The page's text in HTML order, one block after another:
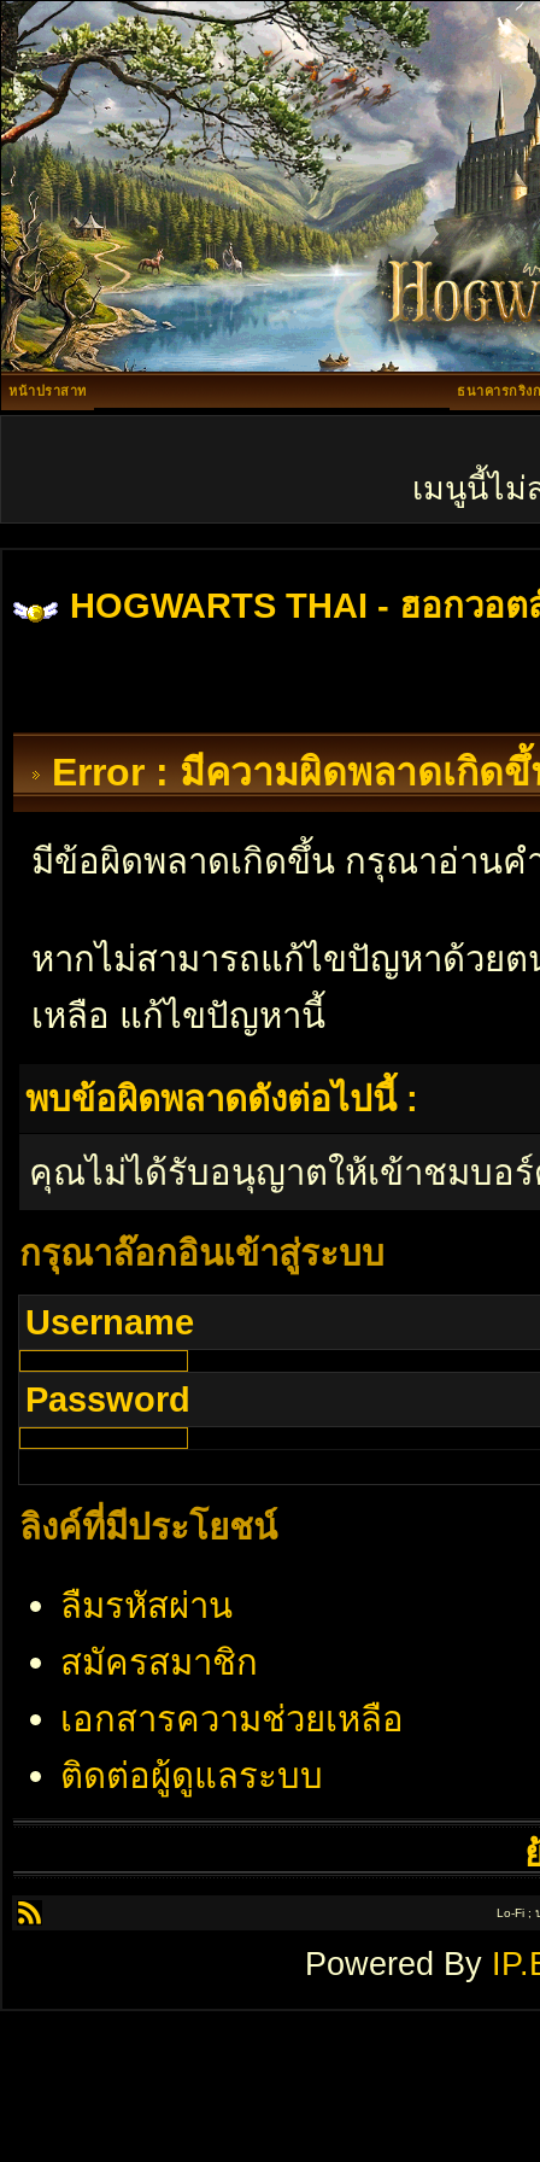
หน้าปราสาท ธนาคารกริง
เมนูนี้ไม่
HOGWARTS THAI - ฮอกวอต
Error : มีความผิดพลาดเกิดขึ้
มีข้อผิดพลาดเกิดขึ้น กรุณาอ่านค
หากไม่สามารถแก้ไขปัญหาด้วย
เหลือ แก้ไขปัญหานี้
พบข้อผิดพลาดดังต่อไปนี้ :
คุณไม่ได้รับอนุญาตให้เข้าชมบอ
กรุณาล๊อกอินเข้าสู่ระบบ
Username
Password
ลิงค์ที่มีประโยชน์
ลืมรหัสผ่าน
สมัครสมาชิก
เอกสารความช่วยเหลือ
ติดต่อผู้ดูแลระบบ
Lo-Fi ;
Powered By